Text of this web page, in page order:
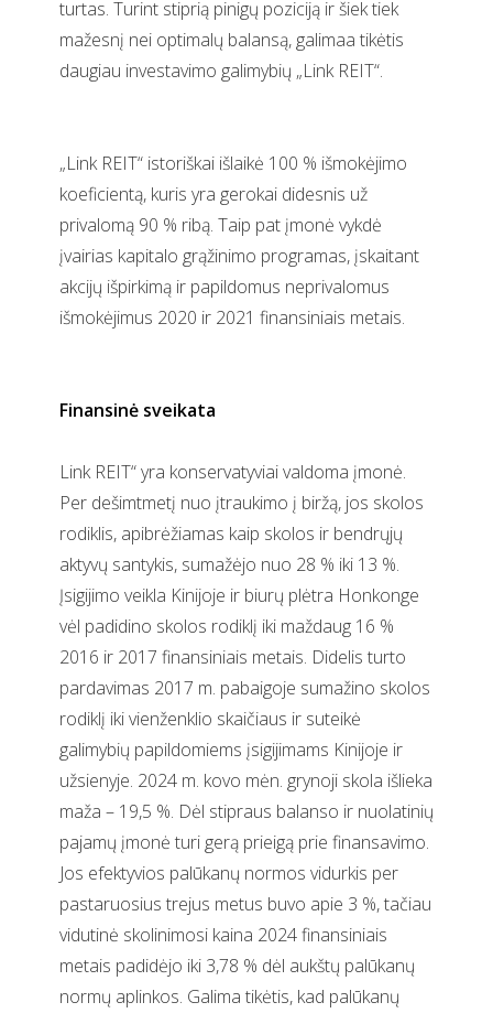
turtas. Turint stiprią pinigų poziciją ir šiek tiek
mažesnį nei optimalų balansą, galimaa tikėtis
daugiau investavimo galimybių „Link REIT“.
„Link REIT“ istoriškai išlaikė 100 % išmokėjimo
koeficientą, kuris yra gerokai didesnis už
privalomą 90 % ribą. Taip pat įmonė vykdė
įvairias kapitalo grąžinimo programas, įskaitant
akcijų išpirkimą ir papildomus neprivalomus
išmokėjimus 2020 ir 2021 finansiniais metais.
Finansinė sveikata
Link REIT“ yra konservatyviai valdoma įmonė.
Per dešimtmetį nuo įtraukimo į biržą, jos skolos
rodiklis, apibrėžiamas kaip skolos ir bendrųjų
aktyvų santykis, sumažėjo nuo 28 % iki 13 %.
Įsigijimo veikla Kinijoje ir biurų plėtra Honkonge
vėl padidino skolos rodiklį iki maždaug 16 %
2016 ir 2017 finansiniais metais. Didelis turto
pardavimas 2017 m. pabaigoje sumažino skolos
rodiklį iki vienženklio skaičiaus ir suteikė
galimybių papildomiems įsigijimams Kinijoje ir
užsienyje. 2024 m. kovo mėn. grynoji skola išlieka
maža – 19,5 %. Dėl stipraus balanso ir nuolatinių
pajamų įmonė turi gerą prieigą prie finansavimo.
Jos efektyvios palūkanų normos vidurkis per
pastaruosius trejus metus buvo apie 3 %, tačiau
vidutinė skolinimosi kaina 2024 finansiniais
metais padidėjo iki 3,78 % dėl aukštų palūkanų
normų aplinkos. Galima tikėtis, kad palūkanų